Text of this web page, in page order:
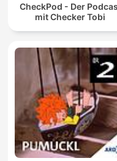
CheckPod - Der
mit Checker Tobi